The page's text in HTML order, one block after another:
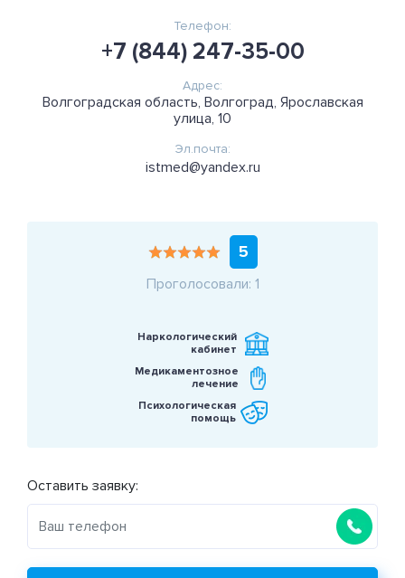
Телефон:
+7 (844) 247-35-00
Адрес:
Волгоградская область, Волгоград, Ярославская
улица, 10
Эл.почта:
istmed@yandex.ru
5
Проголосовали: 1
Наркологический
кабинет
Медикаментозное
лечение
Психологическая
помощь
Оставить заявку: